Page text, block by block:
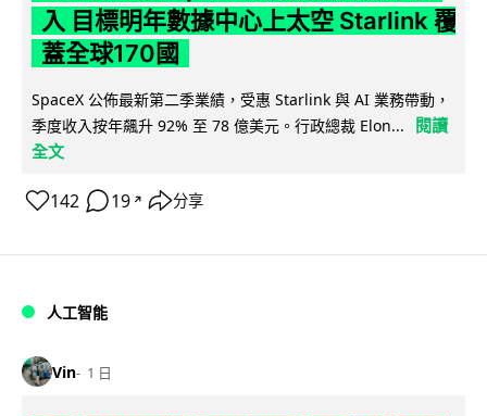
入 目標明年數據中心上太空 Starlink 覆
蓋全球170國
SpaceX 公佈最新第二季業績，受惠 Starlink 與 AI 業務帶動，
季度收入按年飆升 92% 至 78 億美元。行政總裁 Elon...
閱讀
全文
142 19 ↗ 分享
人工智能
Vin 1 日